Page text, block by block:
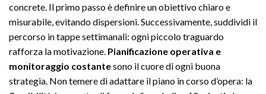
concrete. Il primo passo è definire un obiettivo chiaro e
misurabile, evitando dispersioni. Successivamente, suddividi il
percorso in tappe settimanali: ogni piccolo traguardo
rafforza la motivazione. Pianificazione operativa e
monitoraggio costantesono il cuore di ogni buona
strategia. Non temere di adattare il piano in corso d’opera: la